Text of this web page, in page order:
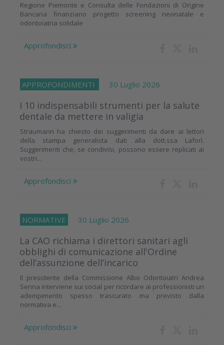
Regione Piemonte e Consulta delle Fondazioni di Origine
Bancaria finanziano progetto screening neonatale e
odontoiatria solidale
Approfondisci
APPROFONDIMENTI 30 Luglio 2026
I 10 indispensabili strumenti per la salute
dentale da mettere in valigia
Straumann ha chiesto dei suggerimenti da dare ai lettori
della stampa generalista dati alla dott.ssa Laforì.
Suggerimenti che, se condivisi, possono essere replicati ai
vostri...
Approfondisci
NORMATIVE 30 Luglio 2026
La CAO richiama i direttori sanitari agli
obblighi di comunicazione all'Ordine
dell’assunzione dell’incarico
Il presidente della Commissione Albo Odontoiatri Andrea
Senna interviene sui social per ricordare ai professionisti un
adempimento spesso trascurato ma previsto dalla
normativa e...
Approfondisci